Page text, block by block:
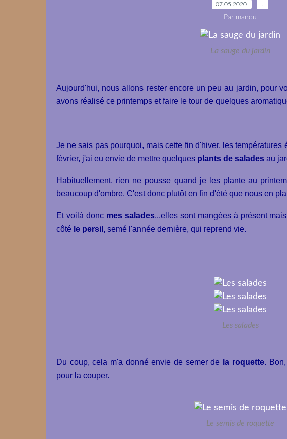
07.05.2020
Par manou
La sauge du jardin
Aujourd'hui, nous allons rester encore un peu au jardin, pour
avons réalisé ce printemps et faire le tour de quelques
Je ne sais pas pourquoi, mais cette fin d'hiver, les
février, j'ai eu envie de mettre quelques plants de salades au
Habituellement, rien ne pousse quand je les plante au
beaucoup d'ombre. C'est donc plutôt en fin d'été que nous en
Et voilà donc mes salades...elles sont mangées à présent
côté le persil, semé l'année dernière, qui reprend vie.
Les salades
Du coup, cela m'a donné envie de semer de la roquette.
pour la couper.
Le semis de roquette